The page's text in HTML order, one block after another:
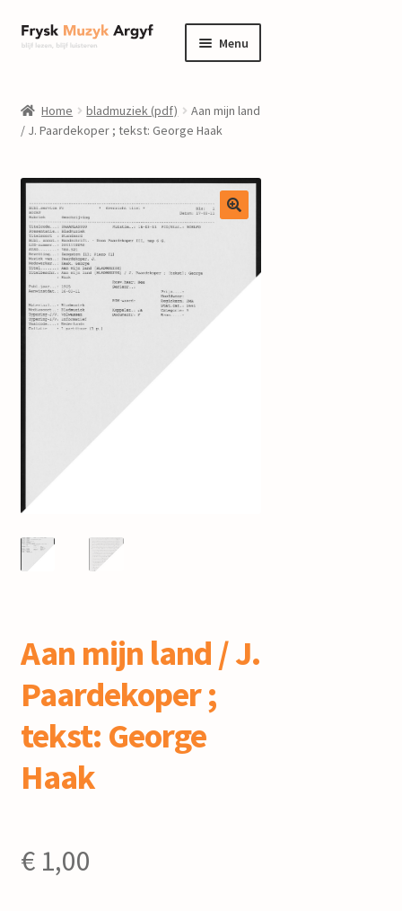
Ga
door
navigatie
Ga
naar
inhoud
Menu
informatie
winkel
Submenu
uitvouwen
Componisten
nieuws
events
Home bladmuziek (pdf)
Aan mijn land
/ J. Paardekoper ; tekst: George Haak
Aan mijn land / J.
Paardekoper ;
tekst: George
Haak
€1,00